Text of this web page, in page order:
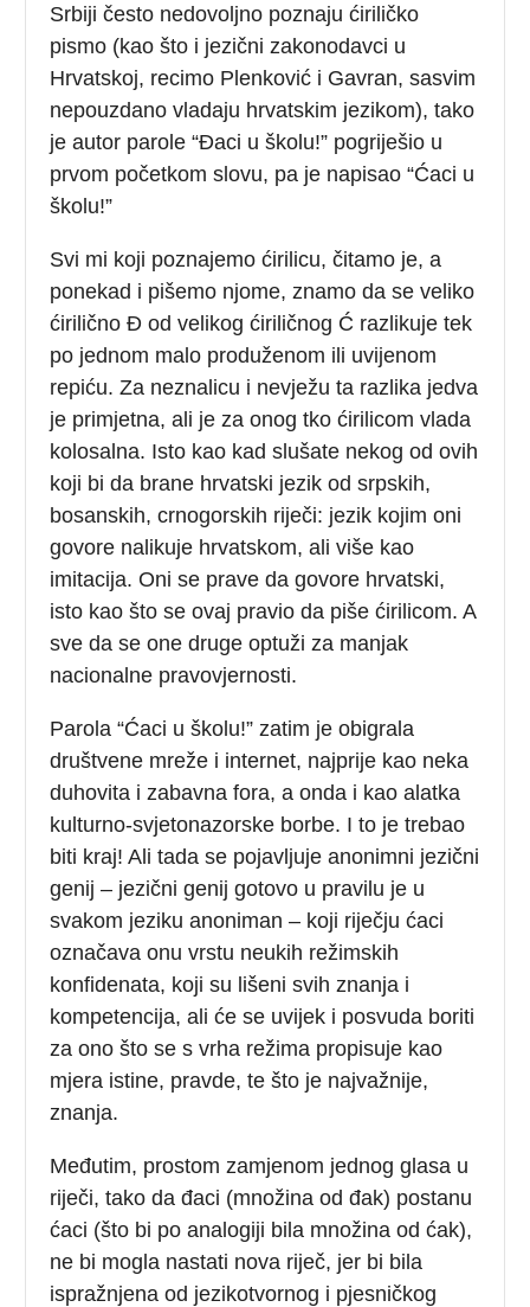
Srbiji često nedovoljno poznaju ćiriličko
pismo (kao što i jezični zakonodavci u
Hrvatskoj, recimo Plenković i Gavran, sasvim
nepouzdano vladaju hrvatskim jezikom), tako
je autor parole “Đaci u školu!” pogriješio u
prvom početkom slovu, pa je napisao “Ćaci u
školu!”
Svi mi koji poznajemo ćirilicu, čitamo je, a
ponekad i pišemo njome, znamo da se veliko
ćirilično Đ od velikog ćiriličnog Ć razlikuje tek
po jednom malo produženom ili uvijenom
repiću. Za neznalicu i nevježu ta razlika jedva
je primjetna, ali je za onog tko ćirilicom vlada
kolosalna. Isto kao kad slušate nekog od ovih
koji bi da brane hrvatski jezik od srpskih,
bosanskih, crnogorskih riječi: jezik kojim oni
govore nalikuje hrvatskom, ali više kao
imitacija. Oni se prave da govore hrvatski,
isto kao što se ovaj pravio da piše ćirilicom. A
sve da se one druge optuži za manjak
nacionalne pravovjernosti.
Parola “Ćaci u školu!” zatim je obigrala
društvene mreže i internet, najprije kao neka
duhovita i zabavna fora, a onda i kao alatka
kulturno-svjetonazorske borbe. I to je trebao
biti kraj! Ali tada se pojavljuje anonimni jezični
genij – jezični genij gotovo u pravilu je u
svakom jeziku anoniman – koji riječju ćaci
označava onu vrstu neukih režimskih
konfidenata, koji su lišeni svih znanja i
kompetencija, ali će se uvijek i posvuda boriti
za ono što se s vrha režima propisuje kao
mjera istine, pravde, te što je najvažnije,
znanja.
Međutim, prostom zamjenom jednog glasa u
riječi, tako da đaci (množina od đak) postanu
ćaci (što bi po analogiji bila množina od ćak),
ne bi mogla nastati nova riječ, jer bi bila
ispražnjena od jezikotvornog i pjesničkog